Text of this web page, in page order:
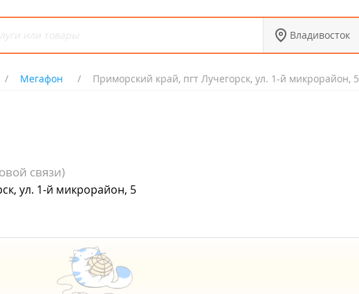
Владивосток
Мегафон Приморский край, пгт Лучегорск, ул. 1-й микрорайон, 5
связи)
ул. 1-й микрорайон, 5